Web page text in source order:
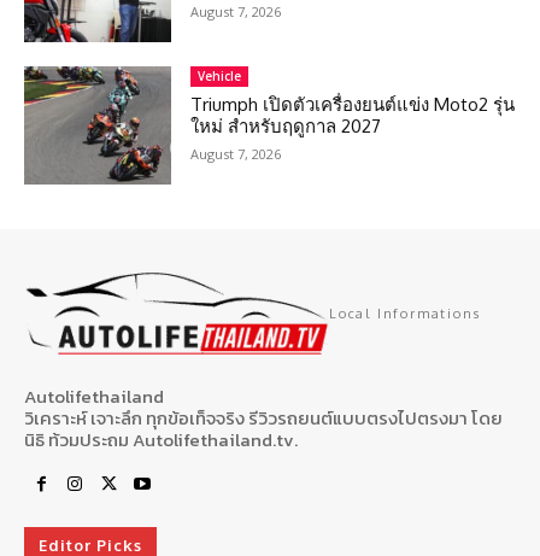
August 7, 2026
Vehicle
Triumph เปิดตัวเครื่องยนต์แข่ง Moto2 รุ่น
ใหม่ สำหรับฤดูกาล 2027
August 7, 2026
Local Informations
Autolifethailand
วิเคราะห์ เจาะลึก ทุกข้อเท็จจริง รีวิวรถยนต์แบบตรงไปตรงมา โดย
นิธิ ท้วมประถม Autolifethailand.tv.
Editor Picks